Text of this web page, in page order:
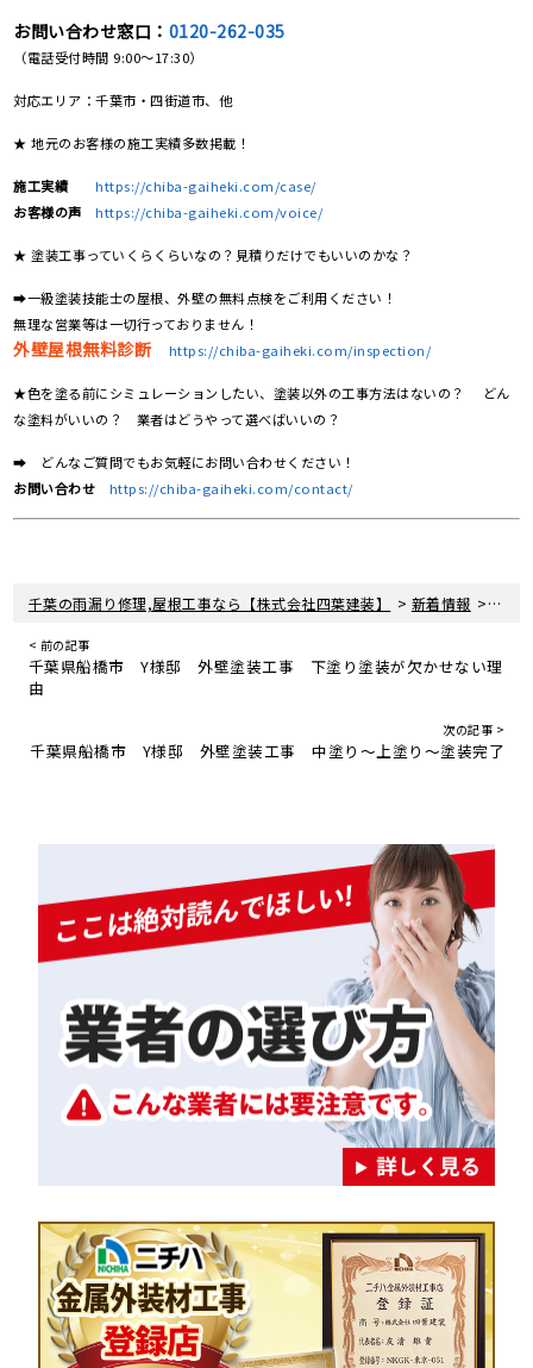
お問い合わせ窓口： 0120-262-035
（電話受付時間 9:00〜17:30）
対応エリア：千葉市・四街道市、他
★ 地元のお客様の施工実績多数掲載！
施工実績
https://chiba-gaiheki.com/case/
お客様の声
https://chiba-gaiheki.com/voice/
★ 塗装工事っていくらくらいなの？見積りだけでもいいのかな？
➡一級塗装技能士の屋根、外壁の無料点検をご利用ください！
無理な営業等は一切行っておりません！
外壁屋根無料診断 https://chiba-gaiheki.com/inspection/
★色を塗る前にシミュレーションしたい、塗装以外の工事方法はないの？ どん
な塗料がいいの？ 業者はどうやって選べばいいの？
➡ どんなご質問でもお気軽にお問い合わせください！
お問い合わせ
https://chiba-gaiheki.com/contact/
千葉の雨漏り修理,屋根工事なら【株式会社四葉建装】 > 新着情報 > お知
< 前の記事
千葉県船橋市 Y様邸 外壁塗装工事 下塗り塗装が欠かせない理
由
次の記事 >
千葉県船橋市 Y様邸 外壁塗装工事 中塗り～上塗り～塗装完了